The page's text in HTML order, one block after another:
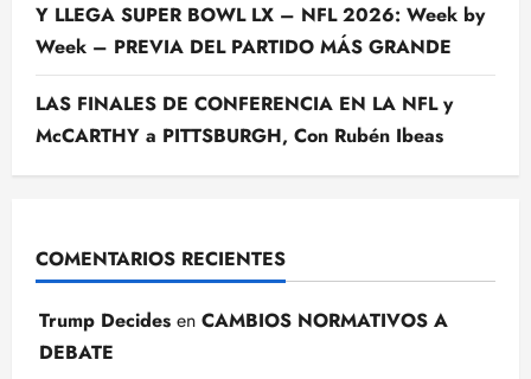
Y LLEGA SUPER BOWL LX – NFL 2026: Week by
Week – PREVIA DEL PARTIDO MÁS GRANDE
LAS FINALES DE CONFERENCIA EN LA NFL y
McCARTHY a PITTSBURGH, Con Rubén Ibeas
COMENTARIOS RECIENTES
Trump Decides en CAMBIOS NORMATIVOS A
DEBATE